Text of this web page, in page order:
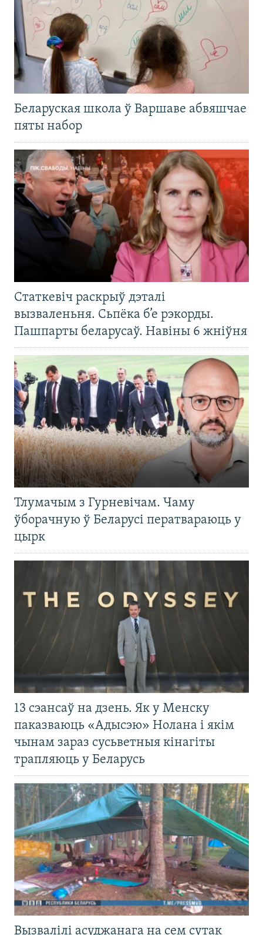
Беларуская школа ў Варшаве абвяшчае
пяты набор
Статкевіч раскрыў дэталі
вызваленьня. Сьпёка б’е рэкорды.
Пашпарты беларусаў. Навіны 6 жніўня
Тлумачым з Гурневічам. Чаму
ўборачную ў Беларусі ператвараюць у
цырк
13 сэансаў на дзень. Як у Менску
паказваюць «Адысэю» Нолана і якім
чынам зараз сусьветныя кінагіты
трапляюць у Беларусь
Вызвалілі асуджанага на сем сутак